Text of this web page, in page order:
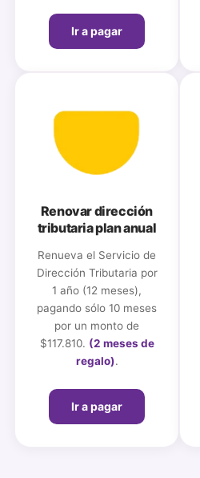
Ir a pagar
Renovar dirección
tributaria plan anual
Renueva el Servicio de
Dirección Tributaria por
1 año (12 meses),
pagando sólo 10 meses
por un monto de
$117.810. (2 meses de
regalo).
Ir a pagar